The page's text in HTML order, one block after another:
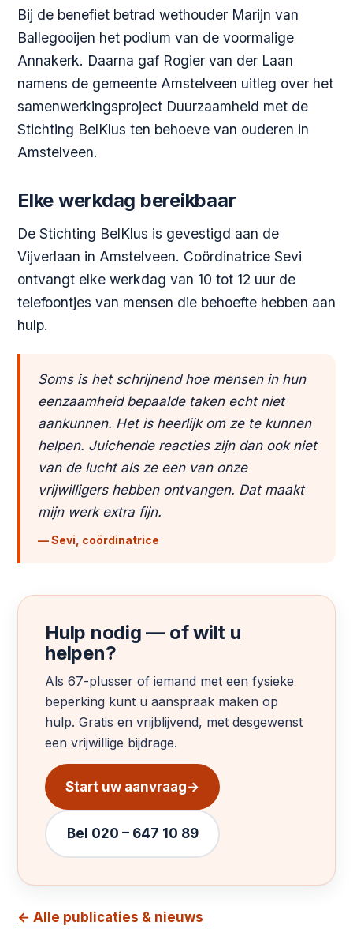
Bij de benefiet betrad wethouder Marijn van
Ballegooijen het podium van de voormalige
Annakerk. Daarna gaf Rogier van der Laan
namens de gemeente Amstelveen uitleg over het
samenwerkingsproject Duurzaamheid met de
Stichting BelKlus ten behoeve van ouderen in
Amstelveen.
Elke werkdag bereikbaar
De Stichting BelKlus is gevestigd aan de
Vijverlaan in Amstelveen. Coördinatrice Sevi
ontvangt elke werkdag van 10 tot 12 uur de
telefoontjes van mensen die behoefte hebben aan
hulp.
Soms is het schrijnend hoe mensen in hun
eenzaamheid bepaalde taken echt niet
aankunnen. Het is heerlijk om ze te kunnen
helpen. Juichende reacties zijn dan ook niet
van de lucht als ze een van onze
vrijwilligers hebben ontvangen. Dat maakt
mijn werk extra fijn.
— Sevi, coördinatrice
Hulp nodig — of wilt u
helpen?
Als 67-plusser of iemand met een fysieke
beperking kunt u aanspraak maken op
hulp. Gratis en vrijblijvend, met desgewenst
een vrijwillige bijdrage.
Start uw aanvraag→
Bel 020 – 647 10 89
← Alle publicaties & nieuws